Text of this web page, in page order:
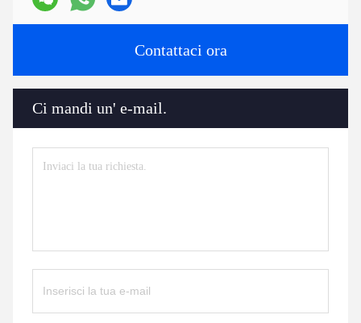
Contattaci ora
Ci mandi un' e-mail.